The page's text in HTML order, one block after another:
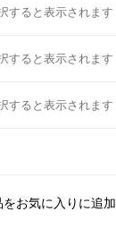
すると表示されます
すると表示されます
すると表示されます
をお気に入りに追加